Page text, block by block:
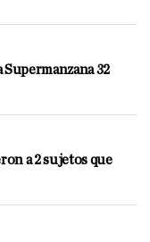
Supermanzana 32
a 2 sujetos que